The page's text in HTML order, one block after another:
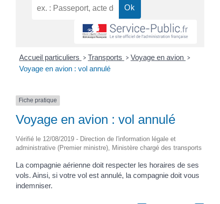
Accueil particuliers > Transports > Voyage en avion >
Voyage en avion : vol annulé
Fiche pratique
Voyage en avion : vol annulé
Vérifié le 12/08/2019 - Direction de l'information légale et
administrative (Premier ministre), Ministère chargé des transports
La compagnie aérienne doit respecter les horaires de ses
vols. Ainsi, si votre vol est annulé, la compagnie doit vous
indemniser.